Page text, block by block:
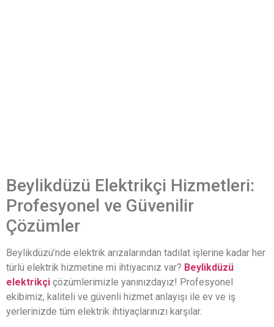
Beylikdüzü Elektrikçi Hizmetleri:
Profesyonel ve Güvenilir
Çözümler
Beylikdüzü’nde elektrik arızalarından tadilat işlerine kadar her
türlü elektrik hizmetine mi ihtiyacınız var? Beylikdüzü
elektrikçi çözümlerimizle yanınızdayız! Profesyonel
ekibimiz, kaliteli ve güvenli hizmet anlayışı ile ev ve iş
yerlerinizde tüm elektrik ihtiyaçlarınızı karşılar.